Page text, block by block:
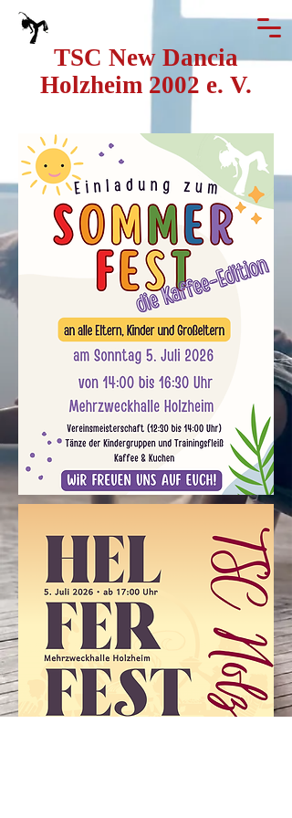
TSC New Dancia
Holzheim 2002 e. V.